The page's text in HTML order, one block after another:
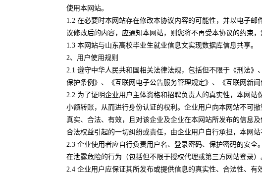
使用本网站。
1.2 在必要时本网站存在修改本协议内容的可能性，并以电子
议修改后的内容，应通知本网站，则您将不再受本协议的约束
1.3 本网站与山东高校毕业生就业信息文实现数据库信息共享。
2、用户使用规则
2.1 遵守中华人民共和国相关法律法规，包括但不限于《刑法
保护条例》、《互联网电子公告服务管理规定》、《互联网新
2.2 为了证明企业用户主体资格和招聘负责人的真实性，本网
小额转账，从而进行身份认证的权利。企业用户向本网站不可
真实、合法、有效，且对该企业及企业在本网站所发布的信息
合法权益引起的一切纠纷或责任，由企业用户自行承担，本网
2.3 企业使用者应自行负责用户名、登录密码、保护密码的安
在泄露危险的行为（包括但不限于授权代理或第三方网站登录
2.4 企业用户应保证其所发布或提供信息的真实性、合法性、